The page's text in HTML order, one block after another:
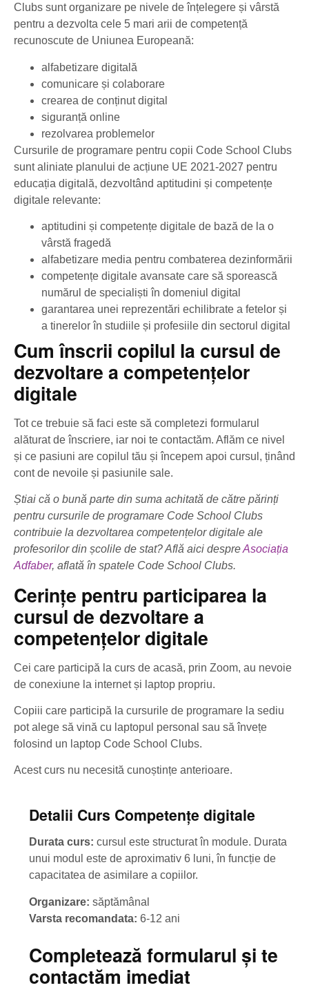
Clubs sunt organizare pe nivele de înțelegere și vârstă
pentru a dezvolta cele 5 mari arii de competență
recunoscute de Uniunea Europeană:
alfabetizare digitală
comunicare și colaborare
crearea de conținut digital
siguranță online
rezolvarea problemelor
Cursurile de programare pentru copii Code School Clubs
sunt aliniate planului de acțiune UE 2021-2027 pentru
educația digitală, dezvoltând aptitudini și competențe
digitale relevante:
aptitudini și competențe digitale de bază de la o
vârstă fragedă
alfabetizare media pentru combaterea dezinformării
competențe digitale avansate care să sporească
numărul de specialiști în domeniul digital
garantarea unei reprezentări echilibrate a fetelor și
a tinerelor în studiile și profesiile din sectorul digital
Cum înscrii copilul la cursul de
dezvoltare a competențelor
digitale
Tot ce trebuie să faci este să completezi formularul
alăturat de înscriere, iar noi te contactăm. Aflăm ce nivel
și ce pasiuni are copilul tău și începem apoi cursul, ținând
cont de nevoile și pasiunile sale.
Știai că o bună parte din suma achitată de către părinți
pentru cursurile de programare Code School Clubs
contribuie la dezvoltarea competențelor digitale ale
profesorilor din școlile de stat? Află aici despreAsociația
Adfaber, aflată în spatele Code School Clubs.
Cerințe pentru participarea la
cursul de dezvoltare a
competențelor digitale
Cei care participă la curs de acasă, prin Zoom, au nevoie
de conexiune la internet și laptop propriu.
Copiii care participă la cursurile de programare la sediu
pot alege să vină cu laptopul personal sau să învețe
folosind un laptop Code School Clubs.
Acest curs nu necesită cunoștințe anterioare.
Detalii Curs Competențe digitale
Durata curs:cursul este structurat în module. Durata
unui modul este de aproximativ 6 luni, în funcție de
capacitatea de asimilare a copiilor.
Organizare: săptămânal
Varsta recomandata: 6-12 ani
Completează formularul și te
contactăm imediat